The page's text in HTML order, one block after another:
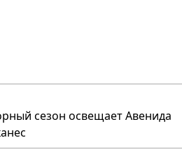
сезон освещает Авенида